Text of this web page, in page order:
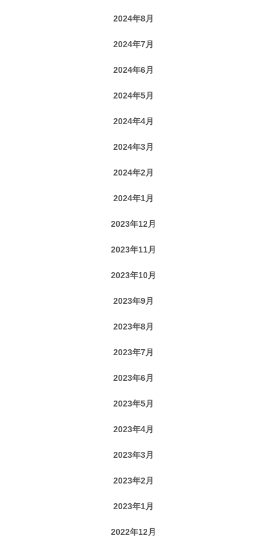
2024年8月
2024年7月
2024年6月
2024年5月
2024年4月
2024年3月
2024年2月
2024年1月
2023年12月
2023年11月
2023年10月
2023年9月
2023年8月
2023年7月
2023年6月
2023年5月
2023年4月
2023年3月
2023年2月
2023年1月
2022年12月